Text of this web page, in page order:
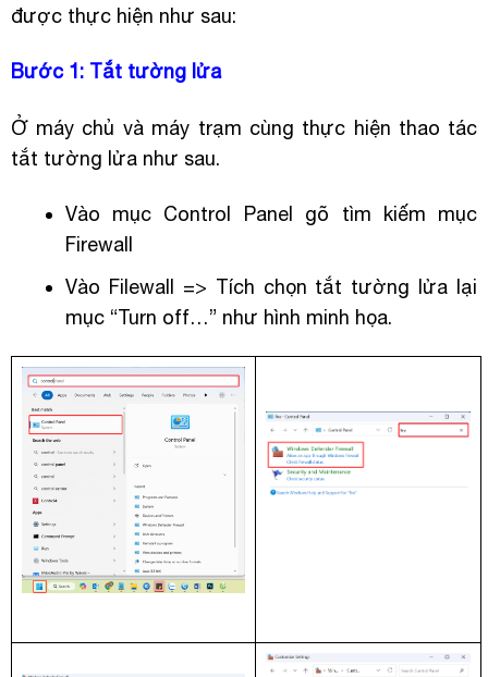
được thực hiện như sau:
Bước 1: Tắt tường lửa
Ở máy chủ và máy trạm cùng thực hiện thao tác
tắt tường lửa như sau.
Vào mục Control Panel gõ tìm kiếm mục
Firewall
Vào Filewall => Tích chọn tắt tường lửa lại
mục “Turn off…” như hình minh họa.